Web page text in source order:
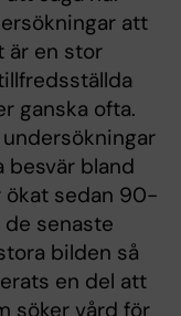
att
är en stor
ganska ofta.
bland
ökat sedan 90-
senaste
bilden så
en del att
söker vård för